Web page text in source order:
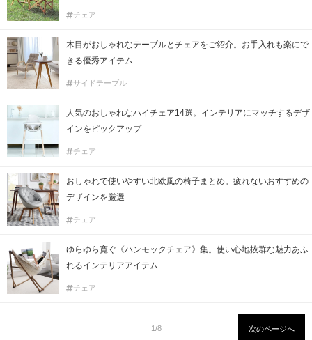
チェア
木目がおしゃれなテーブルとチェアをご紹介。お手入れも楽にで
きる優秀アイテム
サイドテーブル
人気のおしゃれなハイチェア14選。インテリアにマッチするデザ
インをピックアップ
チェア
おしゃれで使いやすい北欧風の椅子まとめ。疲れないおすすめの
デザインを厳選
チェア
ゆらゆら寛ぐ《ハンモックチェア》集。使い心地抜群な魅力あふ
れるインテリアアイテム
チェア
1/8 次のページへ